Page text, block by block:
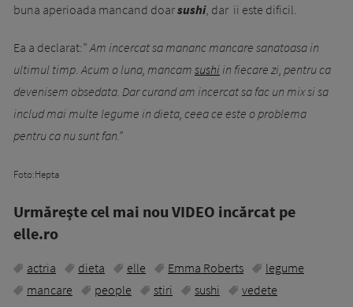
buna aperioada mancand doarsushi, dar ii este dificil.
Ea a declarat:” Am incercat sa mananc mancare sanatoasa in
ultimul timp Acum o luna, mancam sushi in fiecare zi, pentru ca
devenisem obsedata. Dar curand am incercat sa fac un mix si sa
includ mai multe legume in dieta, ceea ce este o problema
pentru ca nu sunt fan.”
Foto:Hepta
Urmăreşte cel mai nou VIDEO incărcat pe
elle.ro
actria dieta elle Emma Roberts
legume
mancare
people stiri sushi vedete